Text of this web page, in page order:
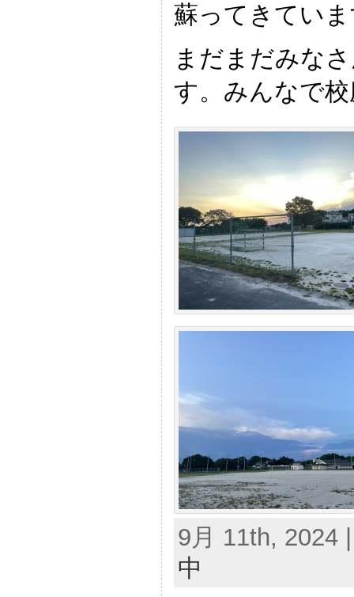
蘇ってきてい
まだまだみな
す。みんなで
9月 11th, 2024
中